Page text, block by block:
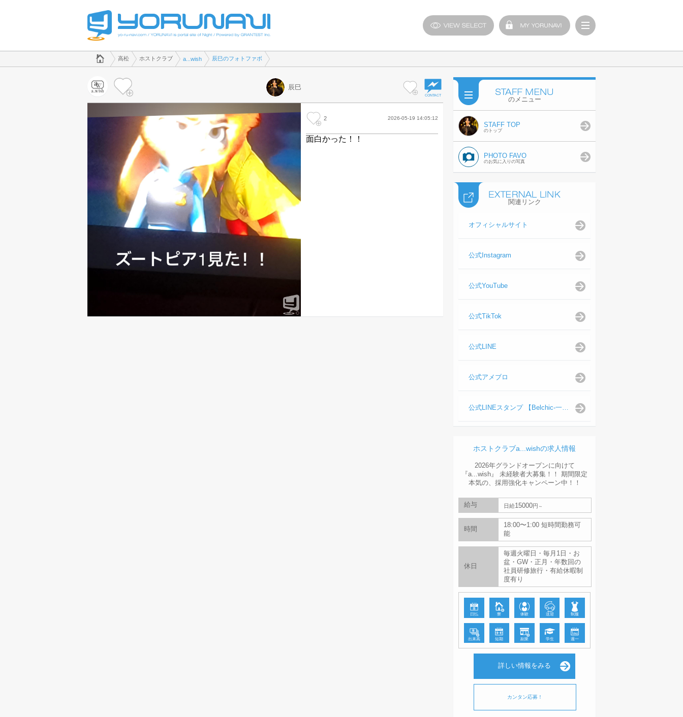
でホストクラブのことなら、ホストクラブ a...wish([kana])
香川県版
高松 ホストクラブ a...wish 辰巳のフォトファボ
辰巳
2 2026-05-19 14:05:12
面白かった！！
のメニュー
STAFF TOP
のトップ
PHOTO FAVO
のお気に入りの写真
関連リンク
オフィシャルサイト
公式Instagram
公式YouTube
公式TikTok
公式LINE
公式アメブロ
公式LINEスタンプ 【Belchic-一ノ瀬 仁支配人】
ホストクラブa...wishの求人情報
2026年グランドオープンに向けて
『a...wish』 未経験者大募集！！ 期間限定
本気の、採用強化キャンペーン中！！
給与 日給15000円
時間
18:00〜1:00 短時間勤務可
能
休日
毎週火曜日・毎月1日・お
盆・GW・正月・年数回の
社員研修旅行・有給休暇制
度有り
日払 寮 体験 送迎 制服
出来高 短期 副業 学生 週一
詳しい情報をみる
カンタン応募！